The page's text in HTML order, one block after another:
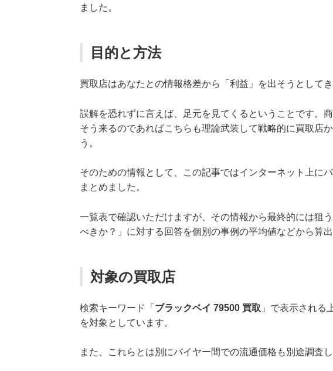
ました。
目的と方法
買取店はあなたとの情報格差から「利益」を出そうとしてき
誤解を恐れずに言えば、足元を見てくるということです。
そう来るのであればこちらも理論武装して戦略的に買取店
う。
そのための情報として、この記事ではインターネット上に
まとめました。
一覧表で確認いただけますが、その情報から最終的には狙
べきか？」に対する回答を個別の事例の平均値などから算出
対象の買取店
検索キーワード「 ブラックベイ 79500 買取 」で表示される
を対象としています。
また、これらとは別にバイヤー間での流通価格も別途調査し